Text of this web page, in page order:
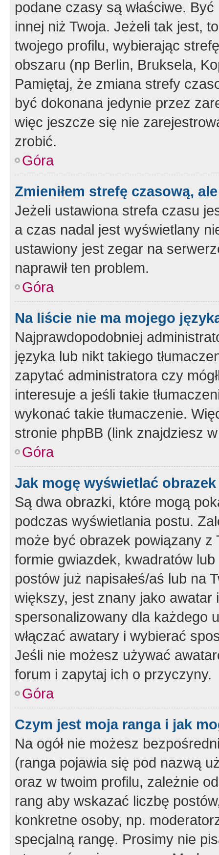
podane czasy są właściwe.
innej niż Twoja. Jeżeli tak jest,
twojego profilu, wybierając
obszaru (np Berlin, Bruksela,
Pamiętaj, że zmiana strefy
być dokonana jedynie przez
więc jeszcze się nie
zrobić.
Góra
Zmieniłem strefę czasową,
Jeżeli ustawiona strefa czasu
a czas nadal jest wyświetlany
ustawiony jest zegar na
naprawił ten problem.
Góra
Na liście nie ma mojego
Najprawdopodobniej
języka lub nikt takiego
zapytać administratora czy
interesuje a jeśli takie
wykonać takie tłumaczenie.
stronie phpBB (link znajdziesz
Góra
Jak mogę wyświetlać
Są dwa obrazki, które mogą
podczas wyświetlania postu.
może być obrazek powiązany z
formie gwiazdek, kwadratów
postów już napisałeś/aś lub na
większy, jest znany jako
spersonalizowany dla każdego
włączać awatary i wybierać
Jeśli nie możesz używać
forum i zapytaj ich o przyczyny.
Góra
Czym jest moja ranga i jak
Na ogół nie możesz
(ranga pojawia się pod nazwą
oraz w twoim profilu, zależnie
rang aby wskazać liczbę
konkretne osoby, np.
specjalną rangę. Prosimy nie